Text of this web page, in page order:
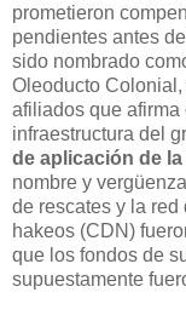
prometieron
pendientes antes
sido nombrado
Oleoducto
afiliados que
infraestructura del
de aplicación de
nombre y
de rescates y la
hakeos (CDN)
que los fondos de
supuestamente